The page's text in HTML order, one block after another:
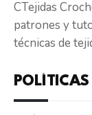
CTejidas
patrones y
técnicas de
POLÍTICAS